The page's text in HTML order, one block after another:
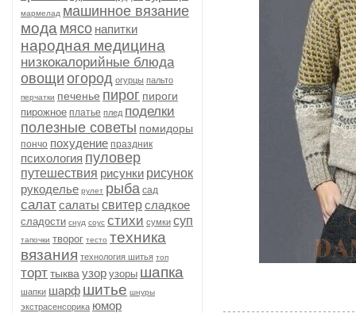
мармелад машинное вязание
мода мясо напитки
народная медицина
низкокалорийные блюда
овощи огород огурцы пальто
перчатки печенье пирог пироги
пирожное платье плед поделки
полезные советы помидоры
пончо похудение праздник
психология пуловер
путешествия рисунки рисунок
рукоделье рулет рыба сад
салатсалаты свитерсладкое
сладости снуд соус стихи сумки суп
тапочки творог тесто техника
вязания технология шитья топ
торттыква узор узоры шапка
шапки шарф шитье шнуры
экстрасенсорика юмор